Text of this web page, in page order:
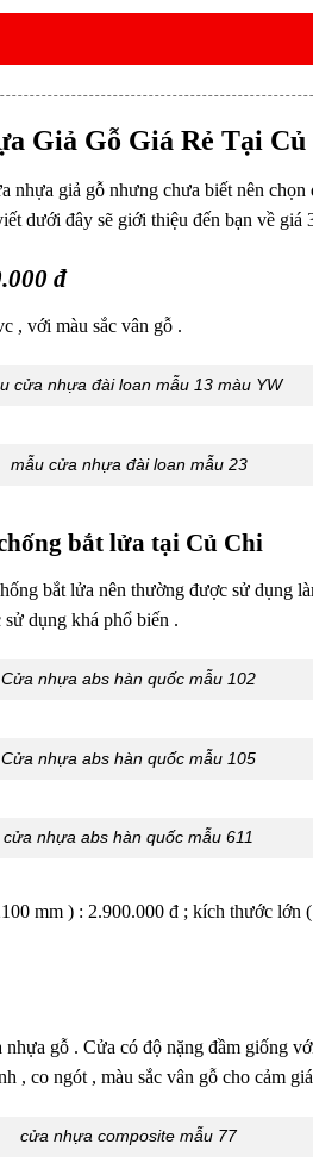
Giả Gỗ Giá Rẻ Tại
nhựa giả gỗ nhưng chưa biết nên
dưới đây sẽ giới thiệu đến bạn về
đ
, với màu sắc vân gỗ .
cửa nhựa đài loan mẫu 13 màu YW
mẫu cửa nhựa đài loan mẫu 23
bắt lửa tại Củ Chi
bắt lửa nên thường được sử dụng
sử dụng khá phổ biến .
Cửa nhựa abs hàn quốc mẫu 102
Cửa nhựa abs hàn quốc mẫu 105
cửa nhựa abs hàn quốc mẫu 611
mm ) : 2.900.000 đ ; kích thước
nhựa gỗ . Cửa có độ nặng đầm giống
, co ngót , màu sắc vân gỗ cho cảm
cửa nhựa composite mẫu 77